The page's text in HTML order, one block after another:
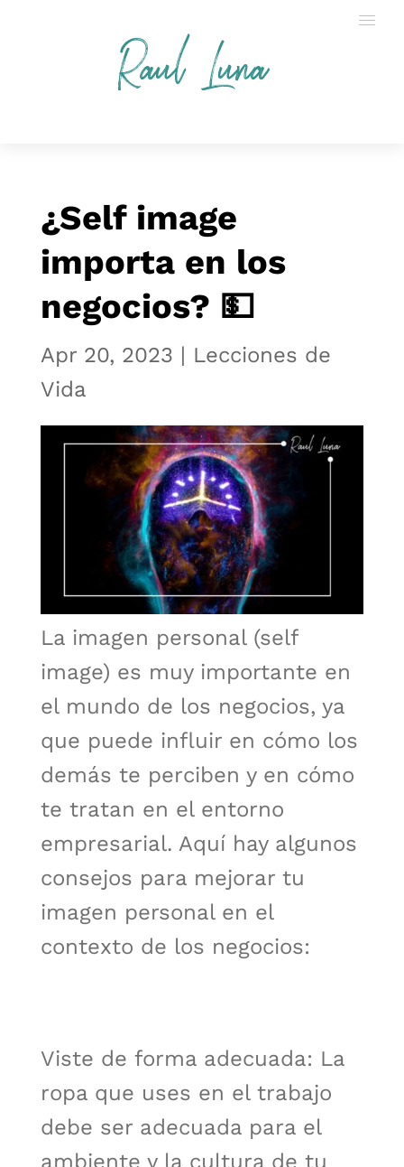
Raul Luna
¿Self image
importa en los
negocios? 💵
Apr 20, 2023 | Lecciones de
Vida
La imagen personal (self
image) es muy importante en
el mundo de los negocios, ya
que puede influir en cómo los
demás te perciben y en cómo
te tratan en el entorno
empresarial. Aquí hay algunos
consejos para mejorar tu
imagen personal en el
contexto de los negocios:
Viste de forma adecuada: La
ropa que uses en el trabajo
debe ser adecuada para el
ambiente y la cultura de tu